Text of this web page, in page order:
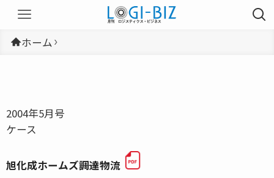
ホーム
2004年5月号
ケース
旭化成ホームズ――調達物流